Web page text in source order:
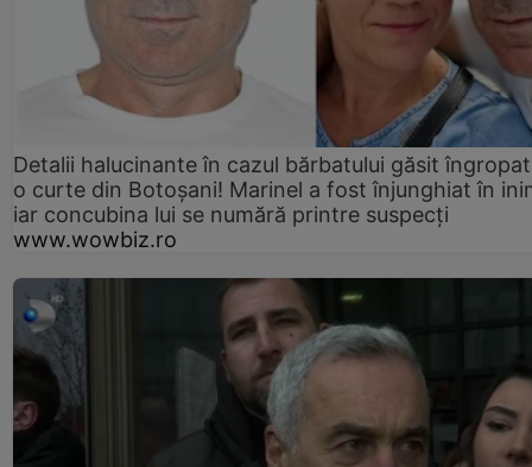
Detalii halucinante în cazul bărbatului găsit
o curte din Botoșani! Marinel a fost înjunghiat în
iar concubina lui se numără printre suspecți
www.wowbiz.ro